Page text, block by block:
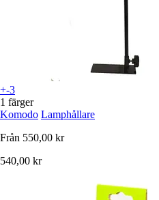
+-3
1 färger
Komodo Lamphållare
Från 550,00 kr
540,00 kr